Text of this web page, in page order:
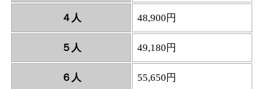
４人 48,900円
５人 49,180円
６人 55,650円